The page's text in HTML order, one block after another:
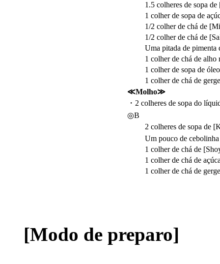
1.5 colheres de sopa de
1 colher de sopa de
1/2 colher de chá de
1/2 colher de chá de
Uma pitada de pimenta
1 colher de chá de alho
1 colher de sopa de óleo
1 colher de chá de
≪Molho≫
・2 colheres de sopa do
◎B
2 colheres de sopa de
Um pouco de cebolinha
1 colher de chá de
1 colher de chá de
1 colher de chá de
[Modo de preparo]